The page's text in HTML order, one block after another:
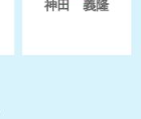
神田 義隆